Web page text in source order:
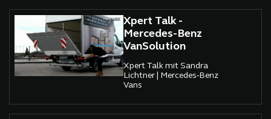
Xpert Talk -
Mercedes-Benz
VanSolution
Xpert Talk mit Sandra
Lichtner | Mercedes-Benz
Vans